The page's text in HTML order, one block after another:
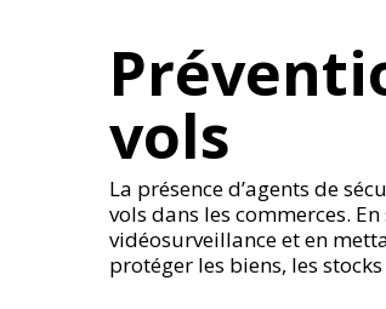
vols
La présence d’agents de
vols dans les commerces.
vidéosurveillance et en
protéger les biens, les